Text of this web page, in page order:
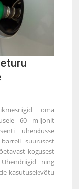
oma
60 miljonit
ühendusse
suurusest
kogusest
ning
kasutuselevõtu